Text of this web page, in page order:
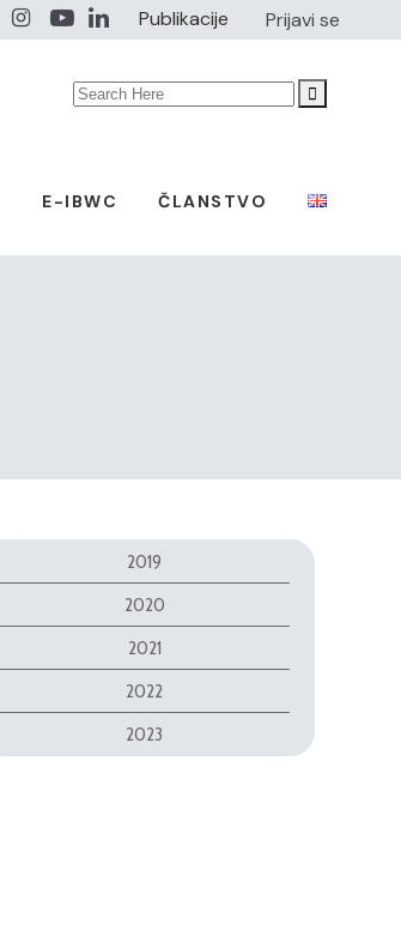
Publikacije Prijavi se
Search
E-IBWC ČLANSTVO
2019
2020
2021
2022
2023